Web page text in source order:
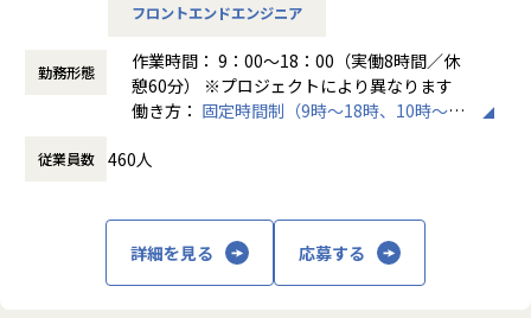
└日常的に連絡しやすく、安心して話せる関係性を構築。
・トラブル時は当日中に対応
└問題発生時は営業とアドバイザーが即対応し、迅速に調
・勉強会・交流会を年2回実施
現場には教育担当がつき、月1回の面談やチャット相談も実
施。産休・育休の取得＆復帰率も100％と、ライフイベント
にも柔軟に対応しています。
◆マネジメントにも挑戦したい方へ
「PL/PMにステップアップしたい」「育成に関わる経験をし
てみたい」
回の面談を通じて方向性を確認しながら、段階的にマネジメ
ントスキルを磨けるようサポートします。リーダー未経験か
フロントエンドエンジニア
勤務形態
作業時間： 9：00～18：00（実働8時間／休
憩60分） ※プロジェクトにより異なります
働き方： 固定時間制（9時～18時、10時～19
時間外労働の有無： 有（月平均20時間）
従業員数 460人
詳細を見る 応募する